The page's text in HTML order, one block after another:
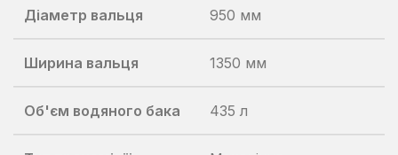
Діаметр вальця 950 мм
Ширина вальця 1350 мм
Об'єм водяного бака 435 л